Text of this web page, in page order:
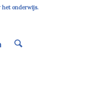
het onderwijs.